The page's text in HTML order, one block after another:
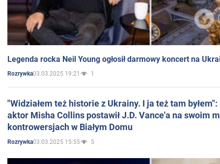
Legenda rocka Neil Young ogłosił darmowy koncert na
Rozrywka03.03.2025 19:21 1
"Widziałem też historie z Ukrainy. I ja też tam
aktor Misha Collins postawił J.D. Vance'a na swoim
kontrowersjach w Białym Domu
Rozrywka03.03.2025 15:55 5